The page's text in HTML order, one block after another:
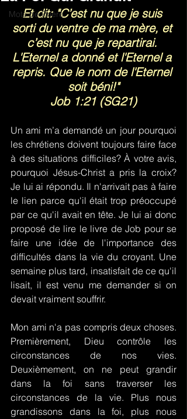
Mots de Prière
Et dit: "C’est nu que je suis
sorti du ventre de ma mère, et
c’est nu que je repartirai.
L'Eternel a donné et l'Eternel a
repris. Que le nom de l'Eternel
soit béni!"
Job 1:21 (SG21)
Un ami m’a demandé un jour pourquoi
les chrétiens doivent toujours faire face
à des situations difficiles? À votre avis,
pourquoi Jésus-Christ a pris la croix?
Je lui ai répondu. Il n'arrivait pas à faire
le lien parce qu'il était trop préoccupé
par ce qu'il avait en tête. Je lui ai donc
proposé de lire le livre de Job pour se
faire une idée de l'importance des
difficultés dans la vie du croyant. Une
semaine plus tard, insatisfait de ce qu'il
lisait, il est venu me demander si on
devait vraiment souffrir.
Mon ami n'a pas compris deux choses.
Premièrement, Dieu contrôle les
circonstances de nos vies.
Deuxièmement, on ne peut grandir
dans la foi sans traverser les
circonstances de la vie. Plus nous
grandissons dans la foi, plus nous